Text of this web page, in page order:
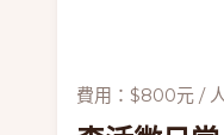
費用：$800元 /